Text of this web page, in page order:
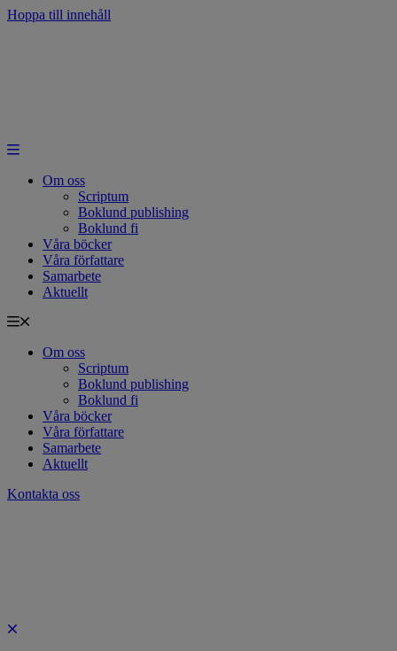
Hoppa till innehåll
Om oss
Scriptum
Boklund publishing
Boklund fi
Våra böcker
Våra författare
Samarbete
Aktuellt
Om oss
Scriptum
Boklund publishing
Boklund fi
Våra böcker
Våra författare
Samarbete
Aktuellt
Kontakta oss